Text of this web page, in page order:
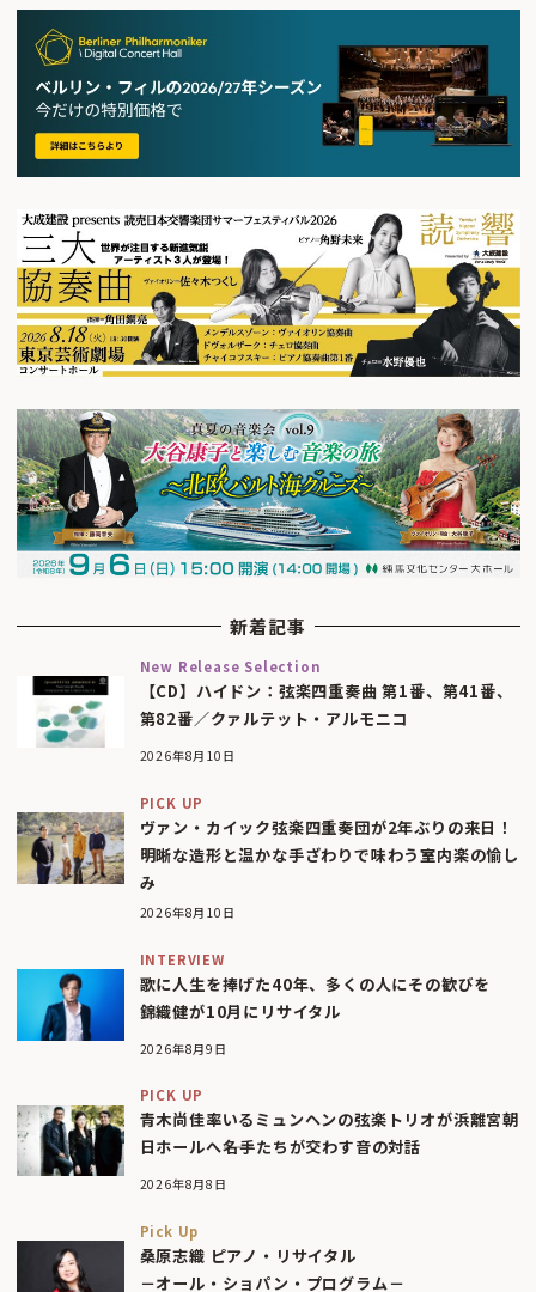
新着記事
New Release Selection
【CD】ハイドン：弦楽四重奏曲 第1番、第41番、
第82番／クァルテット・アルモニコ
2026年8月10日
PICK UP
ヴァン・カイック弦楽四重奏団が2年ぶりの来日！
明晰な造形と温かな手ざわりで味わう室内楽の愉し
み
2026年8月10日
INTERVIEW
歌に人生を捧げた40年、多くの人にその歓びを
錦織健が10月にリサイタル
2026年8月9日
PICK UP
青木尚佳率いるミュンヘンの弦楽トリオが浜離宮朝
日ホールへ――名手たちが交わす音の対話
2026年8月8日
Pick Up
桑原志織 ピアノ・リサイタル
－オール・ショパン・プログラム－